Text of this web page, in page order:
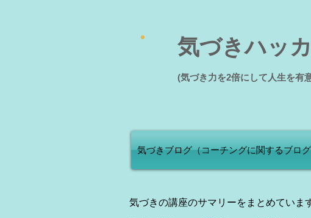
気づきハッ
(気づき力を2倍にして人生を有
気づきブログ（コーチングに関するブロ
気づきの講座のサマリーをまとめていま